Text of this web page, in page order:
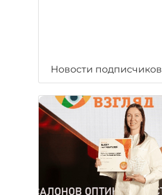
Новости подписчиков